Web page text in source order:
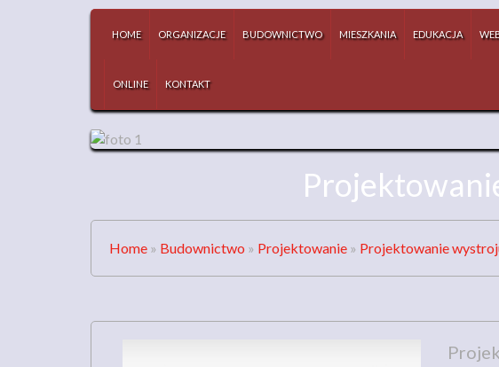
HOME ORGANIZACJE BUDOWNICTWO MIESZKANIA EDUKACJA
ONLINE KONTAKT
Home » Budownictwo » Projektowanie » Projektowanie